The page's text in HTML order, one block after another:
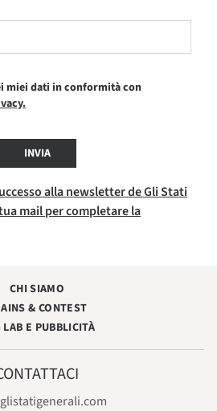
miei dati in conformità con
INVIA
alla newsletter de Gli Stati
mail per completare la
CHI SIAMO
& CONTEST
LAB E PUBBLICITÀ